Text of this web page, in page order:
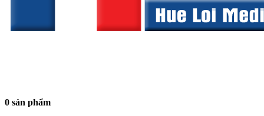
0 sản phẩm